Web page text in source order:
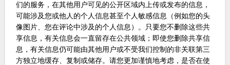
们的服务，在其他用户可见的公开区域内上传或发布的信息，
可能涉及您或他人的个人信息甚至个人敏感信息（例如您的头
像图片、您在评论中涉及的个人信息）。只要您不删除这些共
享信息，有关信息会一直留存在公共领域；即使您删除共享信
息，有关信息仍可能由其他用户或不受我们控制的非关联第三
方独立地缓存、复制或储存。请您更加谨慎地考虑，是否在使